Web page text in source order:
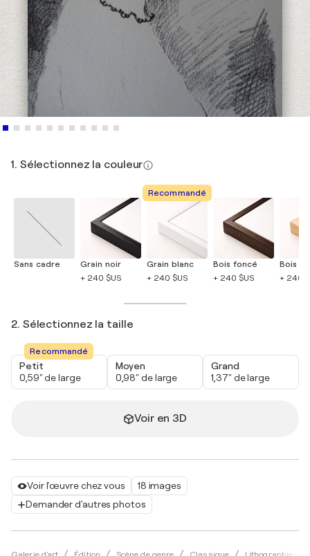
Voir l'œuvre chez vous
18 images
Demander d'autres photos
1. Sélectionnez la couleur
Sans cadre
Grain noir
+ 240 $US
Recommandé
Grain blanc
+ 240 $US
Bois foncé
+ 240 $US
Bois
+ 240
2. Sélectionnez la taille
Recommandé
Petit
0,59" de large
Moyen
0,98" de large
Grand
1,37" de large
Voir en 3D